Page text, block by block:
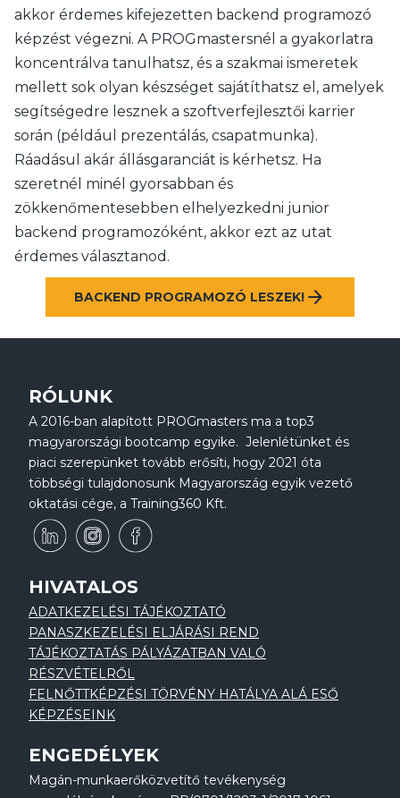
akkor érdemes kifejezetten backend programozó
képzést végezni. A PROGmastersnél a gyakorlatra
koncentrálva tanulhatsz, és a szakmai ismeretek
mellett sok olyan készséget sajátíthatsz el, amelyek
segítségedre lesznek a szoftverfejlesztői karrier
során (például prezentálás, csapatmunka).
Ráadásul akár állásgaranciát is kérhetsz. Ha
szeretnél minél gyorsabban és
zökkenőmentesebben elhelyezkedni junior
backend programozóként, akkor ezt az utat
érdemes választanod.
BACKEND PROGRAMOZÓ LESZEK! arrow_forward
RÓLUNK
A 2016-ban alapított PROGmasters ma a top3
magyarországi bootcamp egyike. Jelenlétünket és
piaci szerepünket tovább erősíti, hogy 2021 óta
többségi tulajdonosunk Magyarország egyik vezető
oktatási cége, a Training360 Kft.
HIVATALOS
ADATKEZELÉSI TÁJÉKOZTATÓ
PANASZKEZELÉSI ELJÁRÁSI REND
TÁJÉKOZTATÁS PÁLYÁZATBAN VALÓ
RÉSZVÉTELRŐL
FELNŐTTKÉPZÉSI TÖRVÉNY HATÁLYA ALÁ ESŐ
KÉPZÉSEINK
ENGEDÉLYEK
Magán-munkaerőközvetítő tevékenység